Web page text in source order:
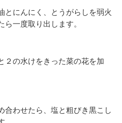
とにんにく、とうがらしを弱火
一度取り出します。
２の水けをきった菜の花を加
合わせたら、塩と粗びき黒こし